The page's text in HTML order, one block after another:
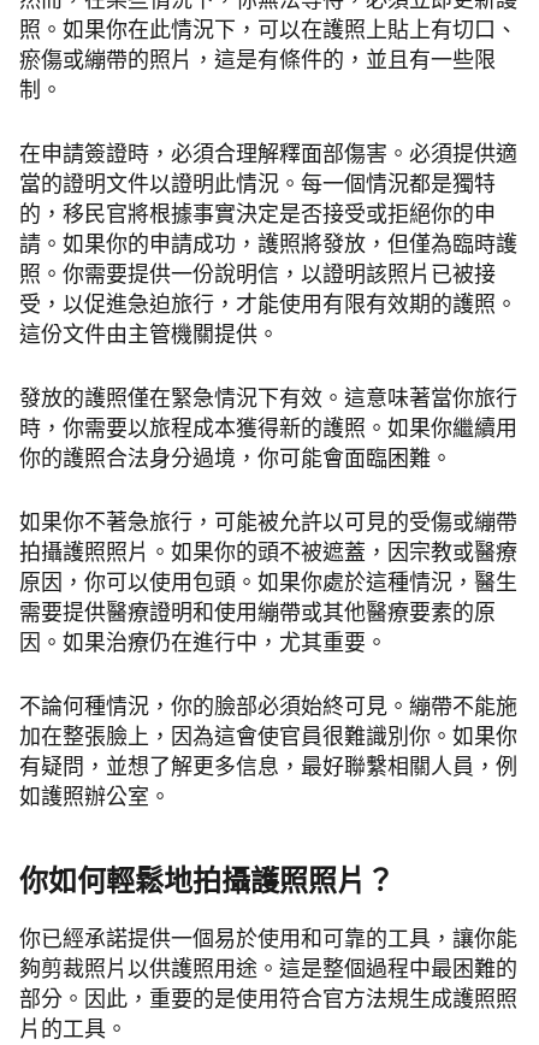
照。如果你在此情況下，可以在護照上貼上有切口、
瘀傷或繃帶的照片，這是有條件的，並且有一些限
制。
在申請簽證時，必須合理解釋面部傷害。必須提供適
當的證明文件以證明此情況。每一個情況都是獨特
的，移民官將根據事實決定是否接受或拒絕你的申
請。如果你的申請成功，護照將發放，但僅為臨時護
照。你需要提供一份說明信，以證明該照片已被接
受，以促進急迫旅行，才能使用有限有效期的護照。
這份文件由主管機關提供。
發放的護照僅在緊急情況下有效。這意味著當你旅行
時，你需要以旅程成本獲得新的護照。如果你繼續用
你的護照合法身分過境，你可能會面臨困難。
如果你不著急旅行，可能被允許以可見的受傷或繃帶
拍攝護照照片。如果你的頭不被遮蓋，因宗教或醫療
原因，你可以使用包頭。如果你處於這種情況，醫生
需要提供醫療證明和使用繃帶或其他醫療要素的原
因。如果治療仍在進行中，尤其重要。
不論何種情況，你的臉部必須始終可見。繃帶不能施
加在整張臉上，因為這會使官員很難識別你。如果你
有疑問，並想了解更多信息，最好聯繫相關人員，例
如護照辦公室。
你如何輕鬆地拍攝護照照片？
你已經承諾提供一個易於使用和可靠的工具，讓你能
夠剪裁照片以供護照用途。這是整個過程中最困難的
部分。因此，重要的是使用符合官方法規生成護照照
片的工具。